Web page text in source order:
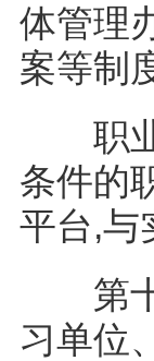
体管理
案等制
职业
条件的
平台,
第十
习单位